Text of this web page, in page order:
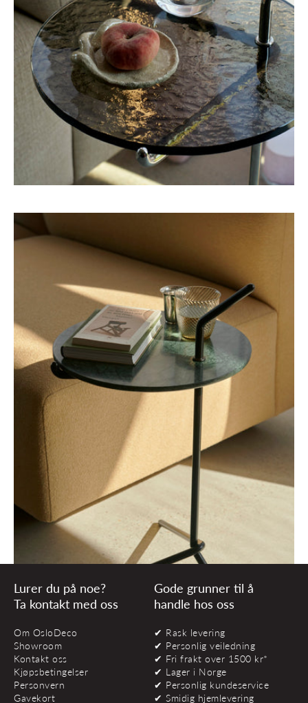
Lurer du på noe?
Ta kontakt med oss
Om OsloDeco
Showroom
Kontakt oss
Kjøpsbetingelser
Personvern
Gavekort
Gode grunner til å
handle hos oss
✔ Rask levering
✔ Personlig veiledning
✔ Fri frakt over 1500 kr*
✔ Lager i Norge
✔ Personlig kundeservice
✔ Smidig hjemlevering